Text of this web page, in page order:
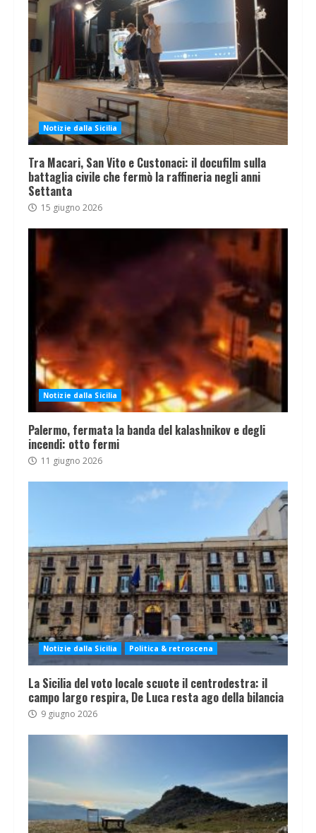
Notizie dalla Sicilia
Tra Macari, San Vito e Custonaci: il docufilm sulla
battaglia civile che fermò la raffineria negli anni
Settanta
15 giugno 2026
Notizie dalla Sicilia
Palermo, fermata la banda del kalashnikov e degli
incendi: otto fermi
11 giugno 2026
Notizie dalla Sicilia Politica & retroscena
La Sicilia del voto locale scuote il centrodestra: il
campo largo respira, De Luca resta ago della bilancia
9 giugno 2026